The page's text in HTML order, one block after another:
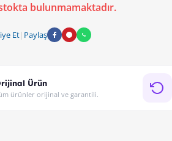
bulunmamaktadır.
Et| Paylaş
Ürün
ürünler orijinal ve garantili.